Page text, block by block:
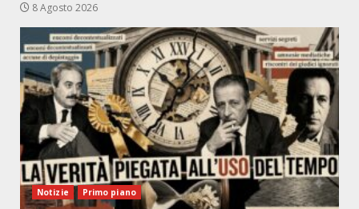
8 Agosto 2026
Notizie Primo piano